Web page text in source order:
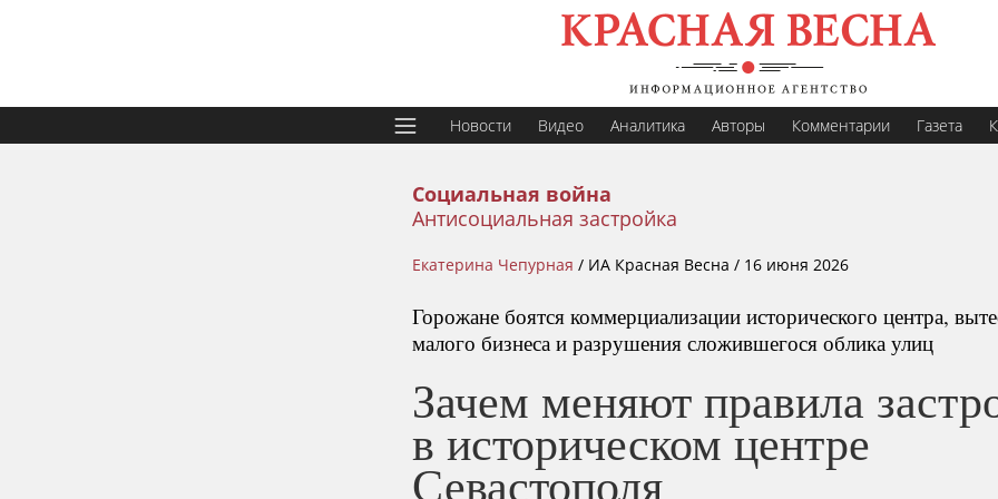
Новости Видео Аналитика Авторы Комментарии Газета
Социальная война
Антисоциальная застройка
Екатерина Чепурная / ИА Красная Весна / 16 июня 2026
Горожане боятся коммерциализации исторического центра,
малого бизнеса и разрушения сложившегося облика улиц
Зачем меняют правила
в историческом центре
Севастополя